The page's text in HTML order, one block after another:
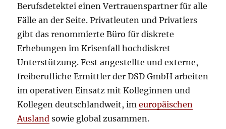
Berufsdetektei einen Vertrauenspartner für alle
Fälle an der Seite. Privatleuten und Privatiers
gibt das renommierte Büro für diskrete
Erhebungen im Krisenfall hochdiskret
Unterstützung. Fest angestellte und externe,
freiberufliche Ermittler der DSD GmbH arbeiten
im operativen Einsatz mit Kolleginnen und
Kollegen deutschlandweit, imeuropäischen
Ausland sowie global zusammen.